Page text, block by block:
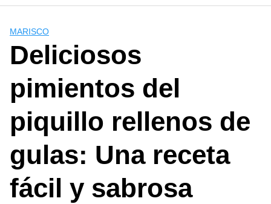
MARISCO
Deliciosos
pimientos del
piquillo rellenos de
gulas: Una receta
fácil y sabrosa